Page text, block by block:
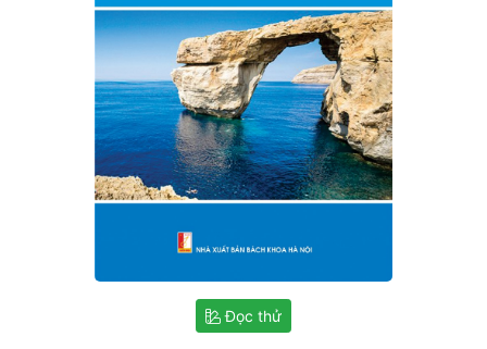
Đọc thử